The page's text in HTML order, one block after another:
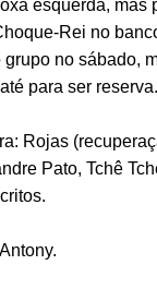
esquerda, mas
Rei no
grupo no sábado,
para ser reserva.
Rojas
Pato, Tchê